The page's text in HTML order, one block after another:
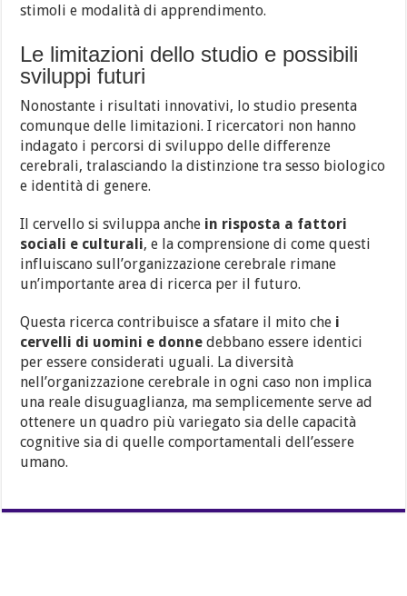
stimoli e modalità di apprendimento.
Le limitazioni dello studio e possibili
sviluppi futuri
Nonostante i risultati innovativi, lo studio presenta
comunque delle limitazioni. I ricercatori non hanno
indagato i percorsi di sviluppo delle differenze
cerebrali, tralasciando la distinzione tra sesso biologico
e identità di genere.
Il cervello si sviluppa anche in risposta a fattori
sociali e culturali, e la comprensione di come questi
influiscano sull’organizzazione cerebrale rimane
un’importante area di ricerca per il futuro.
Questa ricerca contribuisce a sfatare il mito che i
cervelli di uomini e donne debbano essere identici
per essere considerati uguali. La diversità
nell’organizzazione cerebrale in ogni caso non implica
una reale disuguaglianza, ma semplicemente serve ad
ottenere un quadro più variegato sia delle capacità
cognitive sia di quelle comportamentali dell’essere
umano.